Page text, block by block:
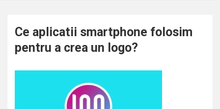
Ce aplicatii smartphone folosim
pentru a crea un logo?